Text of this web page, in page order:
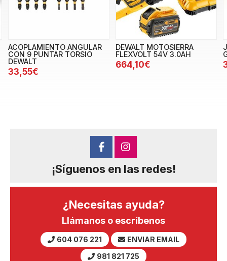
ACOPLAMIENTO ANGULAR
CON 9 PUNTAR TORSIO
DEWALT
33,55€
DEWALT MOTOSIERRA
FLEXVOLT 54V 3.0AH
664,10€
¡Síguenos en las redes!
¿Necesitas ayuda?
Llámanos o escríbenos
604 076 221
ENVIAR EMAIL
981 821 725